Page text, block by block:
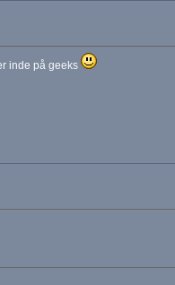
inde på geeks